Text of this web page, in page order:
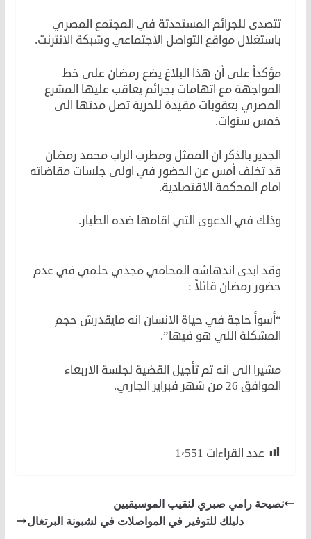
تتصدى للجرائم المستحدثة في المجتمع المصري
باستغلال مواقع التواصل الاجتماعي وشبكة الانترنت.
مؤكداً على أن هذا البلاغ يضع رمضان على خط
المواجهة مع اتهامات بجرائم يعاقب عليها المشرع
المصري بعقوبات مقيدة للحرية تصل مدتها الى
خمس سنوات.
الجدير بالذكر ان الممثل ومطرب الراب محمد رمضان
قد تخلف أمس عن الحضور في اولى جلسات مقاضاته
امام المحكمة الاقتصادية.
وذلك في الدعوى التي اقامها ضده الطيار.
وقد ابدى اندهاشه المحامي مجدي حلمي في عدم
حضور رمضان قائلاً :
“أسوأ حاجة في حياة الانسان انه مايقدرش حجم
المشكلة اللي هو فيها”.
مشيرا الى انه تم تأجيل القضية لجلسة الاربعاء
الموافق 26 من شهر فبراير الجاري.
عدد القراءات 1٬551
نصيحة رامي صبري لنقيب الموسيقيين
دليلك للتوفير في المواصلات في لشبونة البرتغال